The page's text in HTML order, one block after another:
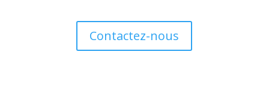
Contactez-nous